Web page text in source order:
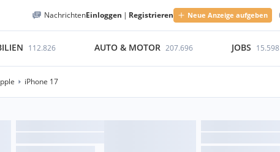
NachrichtenEinloggen | Registrieren Neue Anzeige aufgeben
112.826 AUTO & MOTOR 207.696 JOBS 15.598
iPhone 17